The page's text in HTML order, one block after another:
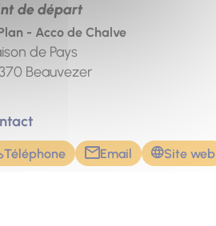
de départ
- Acco de Chalve
de Pays
Beauvezer
Téléphone Email Site web